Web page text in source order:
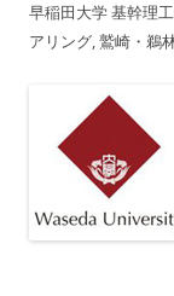
早稲田大学 基幹理
アリング, 鷲崎・鵜